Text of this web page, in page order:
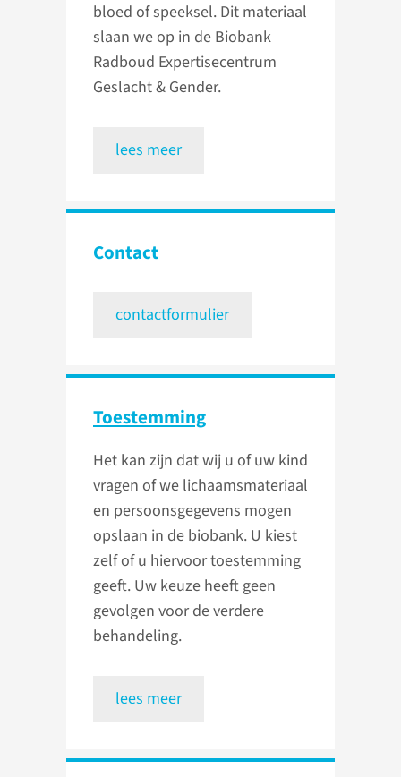
bloed of speeksel. Dit materiaal
slaan we op in de Biobank
Radboud Expertisecentrum
Geslacht & Gender.
lees meer
Contact
contactformulier
Toestemming
Het kan zijn dat wij u of uw kind
vragen of we lichaamsmateriaal
en persoonsgegevens mogen
opslaan in de biobank. U kiest
zelf of u hiervoor toestemming
geeft. Uw keuze heeft geen
gevolgen voor de verdere
behandeling.
lees meer